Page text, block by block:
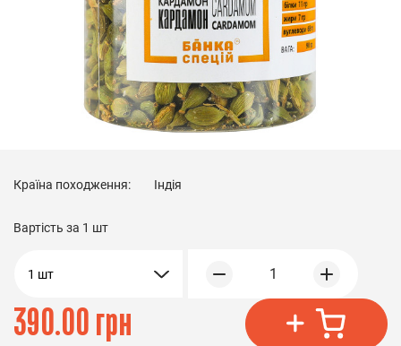
Країна походження: Індія
Вартість за 1 шт
1 шт 1
390.00 грн